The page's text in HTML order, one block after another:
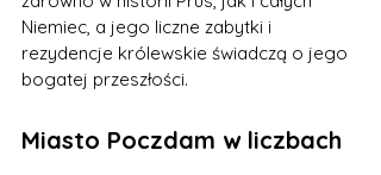
Niemiec, a jego liczne zabytki i
rezydencje królewskie świadczą o jego
bogatej przeszłości.
Miasto Poczdam w liczbach